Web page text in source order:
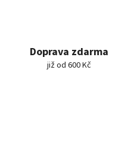
Doprava zdarma
již od 600 Kč